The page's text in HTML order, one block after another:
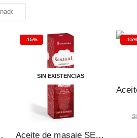
Aroms
-15%
SIN EXISTENCIAS
Aceite de masaje SENSUAL Esential Aroms
-